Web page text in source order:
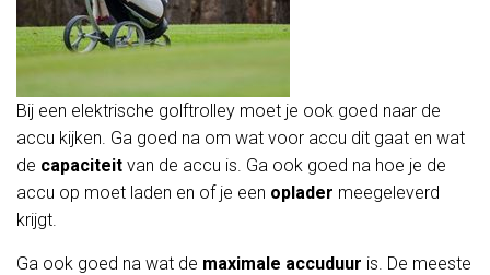
Bij een elektrische golftrolley moet je ook goed naar de
accu kijken. Ga goed na om wat voor accu dit gaat en wat
de capaciteit van de accu is. Ga ook goed na hoe je de
accu op moet laden en of je een oplader meegeleverd
krijgt.
Ga ook goed na wat de maximale accuduur is. De meeste